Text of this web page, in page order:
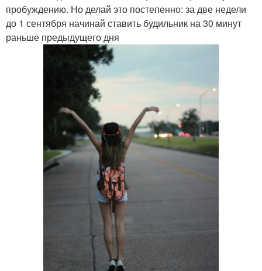
пробуждению. Но делай это постепенно: за две недели
до 1 сентября начинай ставить будильник на 30 минут
раньше предыдущего дня